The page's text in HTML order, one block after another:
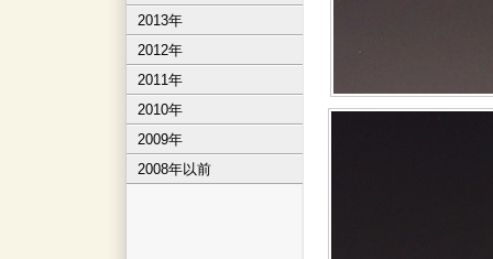
2013年
2012年
2011年
2010年
2009年
2008年以前